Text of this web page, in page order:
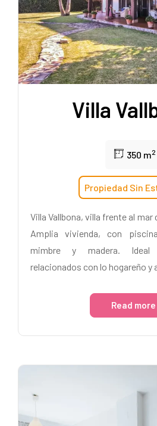
Villa
350 m2
Propiedad Sin
Villa Vallbona, villa frente al mar
Amplia vivienda, con
mimbre y madera. Ideal
relacionados con lo hogareño y
Read more